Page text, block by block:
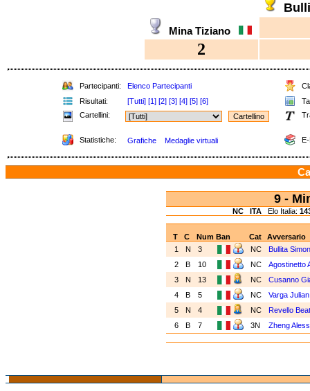
Mina Tiziano
2
Partecipanti: Elenco Partecipanti
Risultati:
[Tutti] [1] [2] [3] [4] [5] [6]
Cartellini:
Statistiche: Grafiche Medaglie virtuali
9 -
NC ITAElo Italia:
T C Num Ban Cat
Avversario
1
N 3 NC
Bullita
2
B 10 NC
Agostinetto
3
N 13 NC
Cusanno
4
B 5 NC
Varga
5
N 4 NC
Revello
6
B 7 3N Zheng